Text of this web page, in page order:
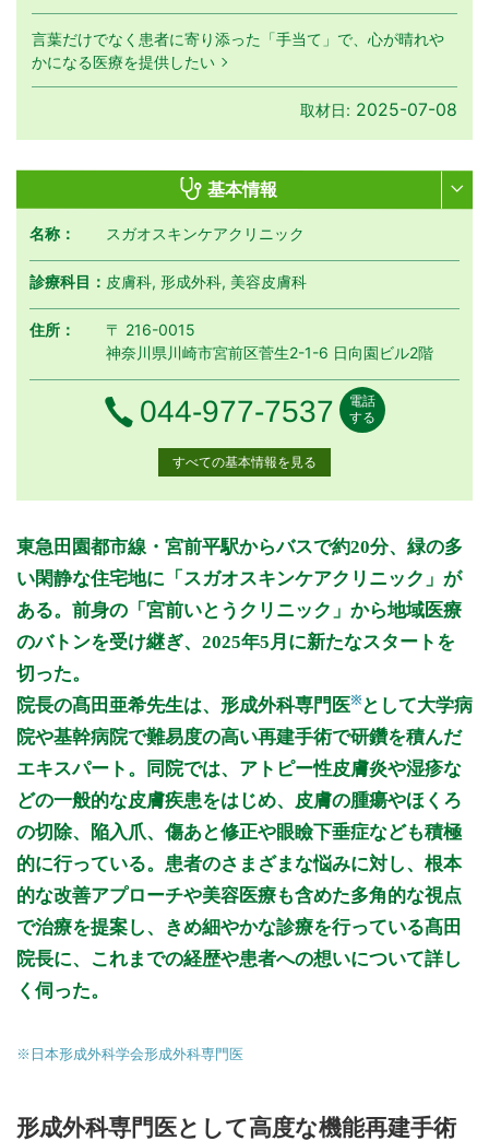
言葉だけでなく患者に寄り添った「手当て」で、心が晴れや
かになる医療を提供したい
取材日: 2025-07-08
基本情報
名称： スガオスキンケアクリニック
診療科目： 皮膚科, 形成外科, 美容皮膚科
住所：
〒 216-0015
神奈川県川崎市宮前区菅生2-1-6 日向園ビル2階
電話番号
044-977-7537
電話
する
すべての基本情報を見る
診療時間 月月曜日
火 火曜日
水 木 木曜日
金金曜日
土土曜日
日日曜日祝日
9:30〜12:00
● ● ●
●
14:00〜17:00
● ●
●
17:00〜19:00
●
休診日: 水、日、祝
備考: 木 9:30～12:00形成外科手術、美容施術
火、土 14:00～17:00形成外科手術、美容施術
※診療時間や臨時休診・診療内容等について、事前に必ず医療
機関ホームページ、またはお電話にてご確認ください。
>>病院なびで医療機関の詳細を見る
公式HPはこちら
東急田園都市線・宮前平駅からバスで約20分、緑の多
い閑静な住宅地に「スガオスキンケアクリニック」が
ある。前身の「宮前いとうクリニック」から地域医療
のバトンを受け継ぎ、2025年5月に新たなスタートを
切った。
院長の髙田亜希先生は、形成外科専門医※ として大学病
院や基幹病院で難易度の高い再建手術で研鑽を積んだ
エキスパート。同院では、アトピー性皮膚炎や湿疹な
どの一般的な皮膚疾患をはじめ、皮膚の腫瘍やほくろ
の切除、陥入爪、傷あと修正や眼瞼下垂症なども積極
的に行っている。患者のさまざまな悩みに対し、根本
的な改善アプローチや美容医療も含めた多角的な視点
で治療を提案し、きめ細やかな診療を行っている髙田
院長に、これまでの経歴や患者への想いについて詳し
く伺った。
※日本形成外科学会形成外科専門医
形成外科専門医として高度な機能再建手術